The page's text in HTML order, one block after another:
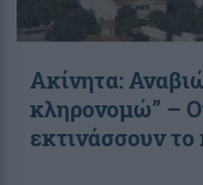
Ακίνητα:
κληρονομώ” –
εκτινάσσουν το